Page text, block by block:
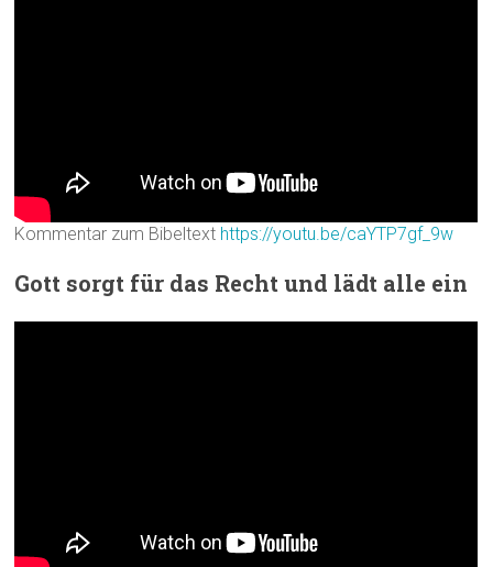
Kommentar zum Bibeltext https://youtu.be/caYTP7gf_9w
Gott sorgt für das Recht und lädt alle ein